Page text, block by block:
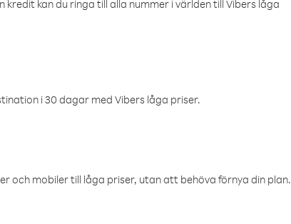
kan du ringa till alla nummer i världen till Vibers låga
i 30 dagar med Vibers låga priser.
och mobiler till låga priser, utan att behöva förnya din plan.